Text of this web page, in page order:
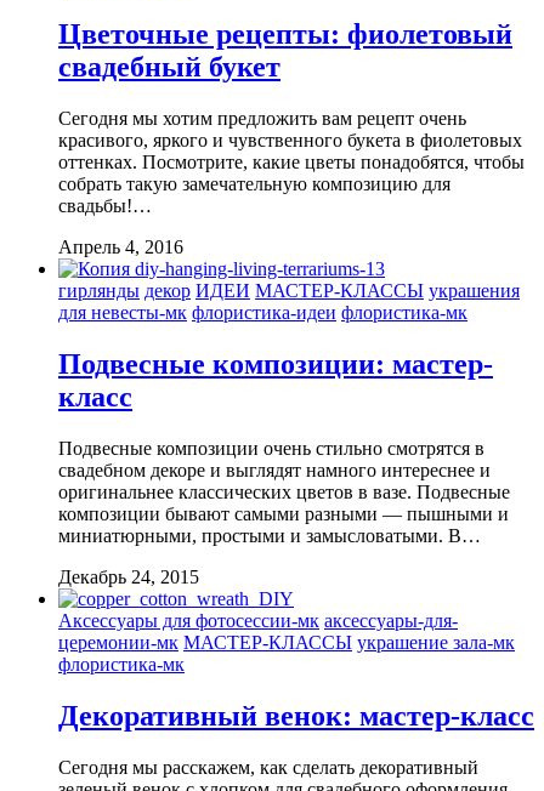
Цветочные рецепты: фиолетовый
свадебный букет
Сегодня мы хотим предложить вам рецепт очень
красивого, яркого и чувственного букета в фиолетовых
оттенках. Посмотрите, какие цветы понадобятся, чтобы
собрать такую замечательную композицию для
свадьбы!…
Апрель 4, 2016
гирлянды декор ИДЕИ МАСТЕР-КЛАССЫ украшения
для невесты-мк флористика-идеи флористика-мк
Подвесные композиции: мастер-
класс
Подвесные композиции очень стильно смотрятся в
свадебном декоре и выглядят намного интереснее и
оригинальнее классических цветов в вазе. Подвесные
композиции бывают самыми разными — пышными и
миниатюрными, простыми и замысловатыми. В…
Декабрь 24, 2015
Аксессуары для фотосессии-мк аксессуары-для-
церемонии-мк МАСТЕР-КЛАССЫ украшение зала-мк
флористика-мк
Декоративный венок: мастер-класс
Сегодня мы расскажем, как сделать декоративный